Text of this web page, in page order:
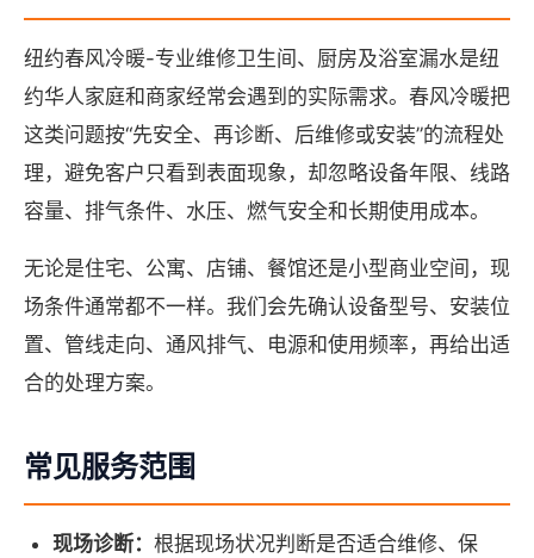
纽约春风冷暖-专业维修卫生间、厨房及浴室漏水是纽
约华人家庭和商家经常会遇到的实际需求。春风冷暖把
这类问题按“先安全、再诊断、后维修或安装”的流程处
理，避免客户只看到表面现象，却忽略设备年限、线路
容量、排气条件、水压、燃气安全和长期使用成本。
无论是住宅、公寓、店铺、餐馆还是小型商业空间，现
场条件通常都不一样。我们会先确认设备型号、安装位
置、管线走向、通风排气、电源和使用频率，再给出适
合的处理方案。
常见服务范围
现场诊断： 根据现场状况判断是否适合维修、保